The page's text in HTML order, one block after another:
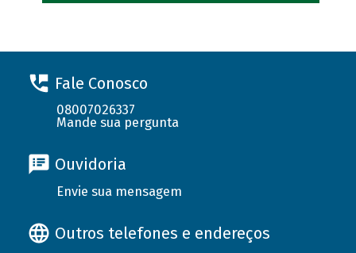
Fale Conosco
08007026337
Mande sua pergunta
Ouvidoria
Envie sua mensagem
Outros telefones e endereços